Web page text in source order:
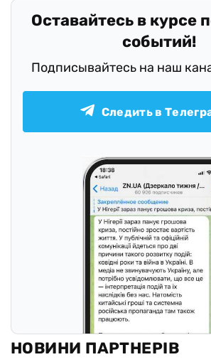
Оставайтесь в курсе
событий!
Подписывайтесь на наш
Следить в